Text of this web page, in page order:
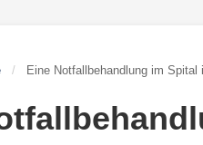
/ Eine Notfallbehandlung im